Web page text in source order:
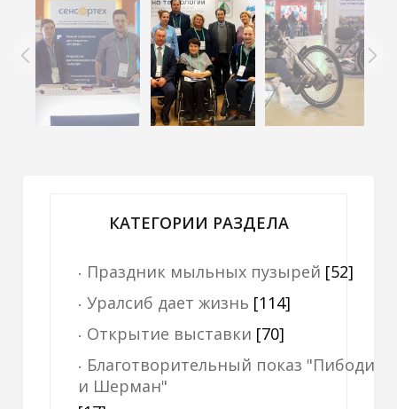
КАТЕГОРИИ РАЗДЕЛА
Праздник мыльных пузырей [52]
Уралсиб дает жизнь [114]
Открытие выставки [70]
Благотворительный показ "Пибоди
и Шерман"